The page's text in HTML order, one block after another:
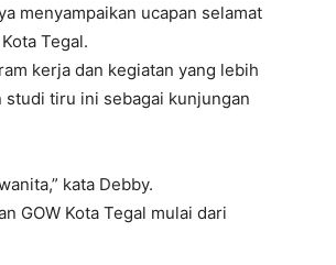
menyampaikan ucapan selamat
Tegal.
kerja dan kegiatan yang lebih
studi tiru ini sebagai kunjungan
kata Debby.
GOW Kota Tegal mulai dari